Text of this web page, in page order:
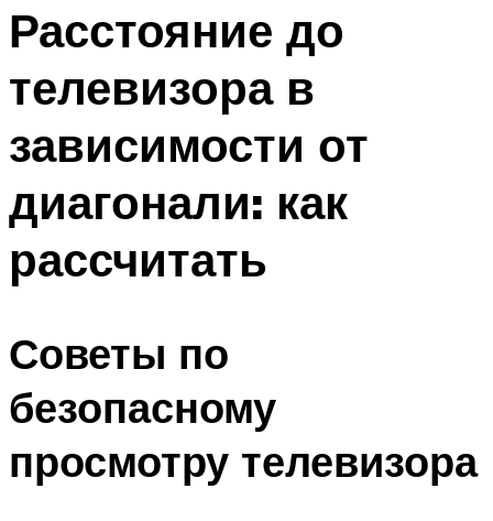
Расстояние до
телевизора в
зависимости от
диагонали: как
рассчитать
Советы по
безопасному
просмотру телевизора